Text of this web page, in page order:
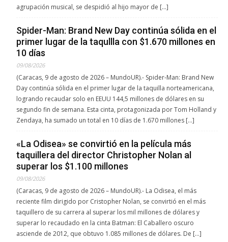
agrupación musical, se despidió al hijo mayor de […]
Spider-Man: Brand New Day continúa sólida en el
primer lugar de la taqullla con $1.670 millones en
10 días
09/08/2026
(Caracas, 9 de agosto de 2026 – MundoUR).- Spider-Man: Brand New
Day continúa sólida en el primer lugar de la taquilla norteamericana,
logrando recaudar solo en EEUU 144,5 millones de dólares en su
segundo fin de semana. Esta cinta, protagonizada por Tom Holland y
Zendaya, ha sumado un total en 10 días de 1.670 millones […]
«La Odisea» se convirtió en la película más
taquillera del director Christopher Nolan al
superar los $1.100 millones
09/08/2026
(Caracas, 9 de agosto de 2026 – MundoUR).- La Odisea, el más
reciente film dirigido por Cristopher Nolan, se convirtió en el más
taquillero de su carrera al superar los mil millones de dólares y
superar lo recaudado en la cinta Batman: El Caballero oscuro
asciende de 2012, que obtuvo 1.085 millones de dólares. De […]